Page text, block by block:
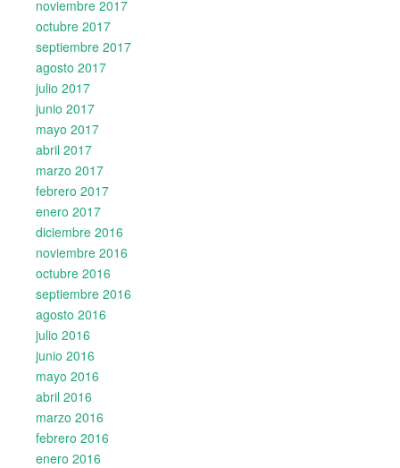
noviembre 2017
octubre 2017
septiembre 2017
agosto 2017
julio 2017
junio 2017
mayo 2017
abril 2017
marzo 2017
febrero 2017
enero 2017
diciembre 2016
noviembre 2016
octubre 2016
septiembre 2016
agosto 2016
julio 2016
junio 2016
mayo 2016
abril 2016
marzo 2016
febrero 2016
enero 2016